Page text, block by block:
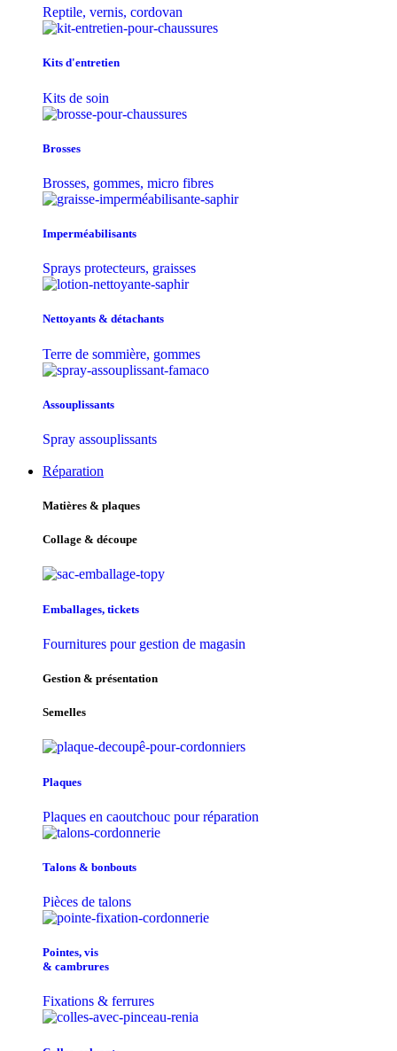
Reptile, vernis, cordovan
Kits d'entretien
Kits de soin
Brosses
Brosses, gommes, micro fibres
Imperméabilisants
Sprays protecteurs, graisses
Nettoyants & détachants
Terre de sommière, gommes
Assouplissants
Spray assouplissants
Réparation
Matières & plaques
Collage & découpe
Emballages, tickets
Fournitures pour gestion de magasin
Gestion & présentation
Semelles
Plaques
Plaques en caoutchouc pour réparation
Talons & bonbouts
Pièces de talons
Pointes, vis
& cambrures
Fixations & ferrures